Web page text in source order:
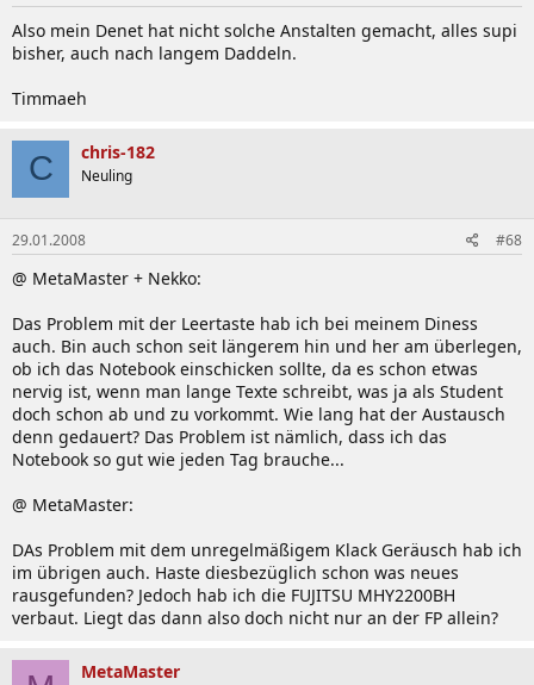
Danach das Programm ganz normal starten. Durch
die reg-Datei sind schon alle Einstellungen
vorgenommen und das Programm startet
über das Icon unten rechts, mit der Maus fährt, sieht
man sich über ein paar Minuten mehr Strom im
Akkubetrieb freuen.
Diese ermöglicht nur, das man die CPU tiefer als 0.9V
takten kann. Maximal aber nur bis 0.85V.
Detaillierte Anleitung zu den Einstellungen:
Meine Einstellungen: 39° - max. 42° im IDLE
[*]Verwendung des EasySpeedUpManagers von
Samsung, um die Lüftergeschwindigkeit zu beinflussen:
Download:
unter eurem Betriebssystem, den
EasySpeedUpManager installieren.
und ausführen. Ihr braucht, damit das Programm
läuft aus dem Software-Ordner auch den
EasyDisplayManager. Einfach installieren und fertig.
Damit der SpeedUpManager auch startet, wenn
Windows startet, erstellt bitte von der
Also mein Denet hat nicht solche Anstalten gemacht, alles supi
bisher, auch nach langem Daddeln.
Timmaeh
C chris-182
Neuling
29.01.2008 #68
@ MetaMaster + Nekko:
Das Problem mit der Leertaste hab ich bei meinem Diness
auch. Bin auch schon seit längerem hin und her am überlegen,
ob ich das Notebook einschicken sollte, da es schon etwas
nervig ist, wenn man lange Texte schreibt, was ja als Student
doch schon ab und zu vorkommt. Wie lang hat der Austausch
denn gedauert? Das Problem ist nämlich, dass ich das
Notebook so gut wie jeden Tag brauche...
@ MetaMaster:
DAs Problem mit dem unregelmäßigem Klack Geräusch hab ich
im übrigen auch. Haste diesbezüglich schon was neues
rausgefunden? Jedoch hab ich die FUJITSU MHY2200BH
verbaut. Liegt das dann also doch nicht nur an der FP allein?
MetaMaster